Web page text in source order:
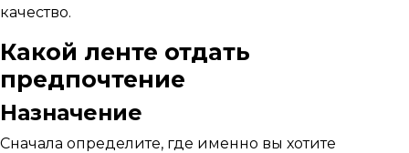
качество.
Какой ленте отдать
предпочтение
Назначение
Сначала определите, где именно вы хотите